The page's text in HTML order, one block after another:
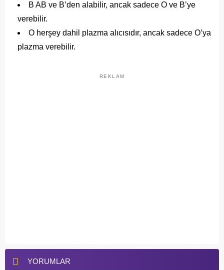
B AB ve B’den alabilir, ancak sadece O ve B’ye
verebilir.
O herşey dahil plazma alıcısıdır, ancak sadece O’ya
plazma verebilir.
REKLAM
YORUMLAR